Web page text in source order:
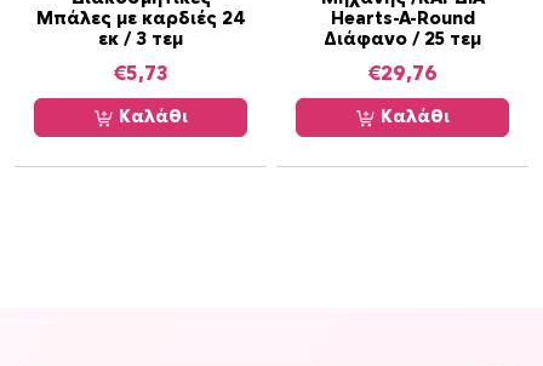
Μπάλες με καρδιές 24
εκ / 3 τεμ
€5,73
Καλάθι
Hearts-A-Round
Διάφανο / 25 τεμ
€29,76
Καλάθι